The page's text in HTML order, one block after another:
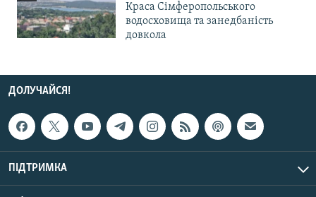
Краса Сімферопольського
водосховища та занедбаність
довкола
ДОЛУЧАЙСЯ!
ПІДТРИМКА